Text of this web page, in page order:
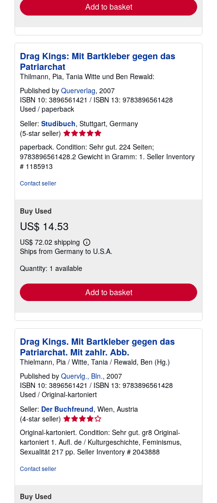
Add to basket
Drag Kings: Mit Bartkleber gegen das
Patriarchat
Thilmann, Pia, Tania Witte und Ben Rewald:
Published by Querverlag, 2007
ISBN 10: 3896561421 / ISBN 13: 9783896561428
Used / paperback
Seller: Studibuch, Stuttgart, Germany
(5-star seller) Seller
rating
5
out
paperback. Condition: Sehr gut. 224 Seiten;
9783896561428.2 Gewicht in Gramm: 1. Seller Inventory
# 1185913
Contact seller
Buy Used
US$ 14.53
US$ 72.02 shipping
Learn
more
Ships from Germany to U.S.A.
Quantity: 1 available
Add to basket
Drag Kings. Mit Bartkleber gegen das
Patriarchat. Mit zahlr. Abb.
Thielmann, Pia / Witte, Tania / Rewald, Ben (Hg.)
Published by Quervlg., Bln., 2007
ISBN 10: 3896561421 / ISBN 13: 9783896561428
Used / Original-kartoniert
Seller: Der Buchfreund, Wien, Austria
(4-star seller) Seller
4
out
of
Original-kartoniert. Condition: Sehr gut. gr8 Original-
kartoniert 1. Aufl. de / Kulturgeschichte, Feminismus,
Sexualität 217 pp. Seller Inventory # 2043888
Contact seller
Buy Used